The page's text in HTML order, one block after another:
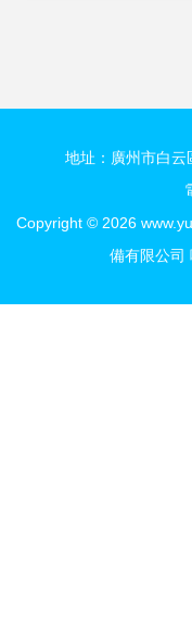
地址：廣州市白
Copyright © 2026
備有限公司